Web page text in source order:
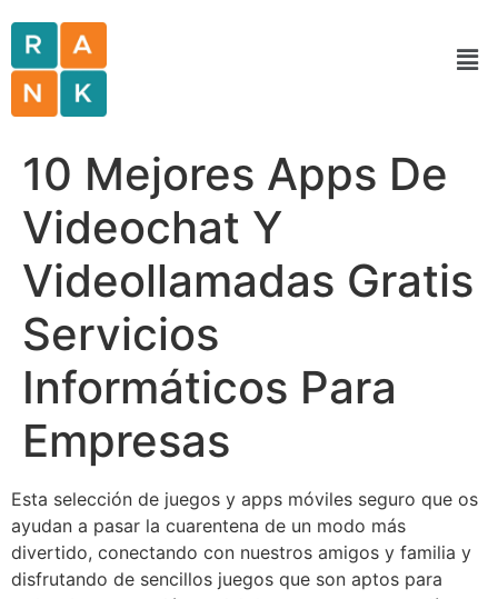
10 Mejores Apps De
Videochat Y
Videollamadas Gratis
Servicios
Informáticos Para
Empresas
Esta selección de juegos y apps móviles seguro que os
ayudan a pasar la cuarentena de un modo más
divertido, conectando con nuestros amigos y familia y
disfrutando de sencillos juegos que son aptos para